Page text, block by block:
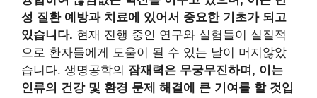
성 질환 예방과 치료에 있어서 중요한 기초가 되고
있습니다. 현재 진행 중인 연구와 실험들이 실질적
으로 환자들에게 도움이 될 수 있는 날이 머지않았
습니다. 생명공학의 잠재력은 무궁무진하며, 이는
인류의 건강 및 환경 문제 해결에 큰 기여를 할 것입